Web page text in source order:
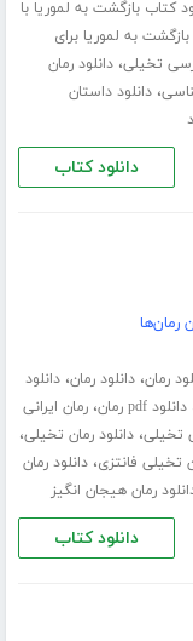
کتاب بازگشت به لموریا با
به لموریا برای
تخیلی،دانلود رمان
،دانلود داستان
دانلود کتاب
رمان‌ها
رمان،دانلود رمان،دانلود
دانلود pdf رمان ،رمان ایرانی
تخیلی،دانلود رمان تخیلی،
تخیلی فانتزی،دانلود رمان
رمان هیجان انگیز
دانلود کتاب